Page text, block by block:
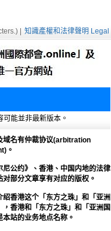
| 知識產權和法律聲明 Legal
能並非最新版本。
域名有仲裁协议(arbitration
。
尼公约》、香港、中国内地的法律
对部分文章享有对应的版权。
绍香港这个「东方之珠」和「亚洲
，香港和「东方之珠」和「亚洲国
本站的业务地点名称。